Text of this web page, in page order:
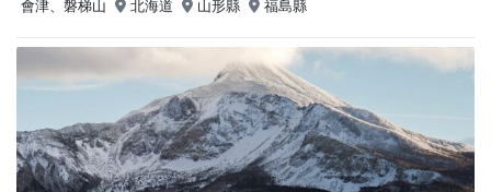
會津、磐梯山 北海道 山形縣 福島縣